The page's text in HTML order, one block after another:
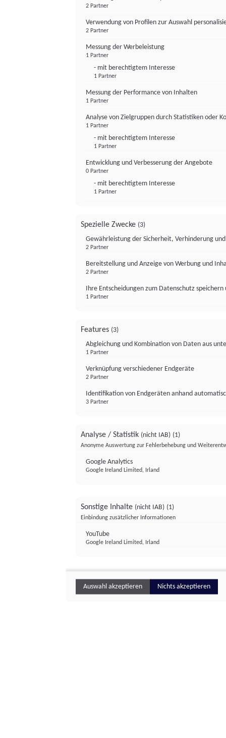
2 Partner
Verwendung von Profilen zur Auswahl
2 Partner
Messung der Werbeleistung
1 Partner
- mit berechtigtem Interesse
1 Partner
Messung der Performance von Inhalten
1 Partner
Analyse von Zielgruppen durch Statistiken oder
1 Partner
- mit berechtigtem Interesse
1 Partner
Entwicklung und Verbesserung der Angebote
0 Partner
- mit berechtigtem Interesse
1 Partner
Spezielle Zwecke (3)
Gewährleistung der Sicherheit, Verhinderung
2 Partner
Bereitstellung und Anzeige von Werbung und
2 Partner
Ihre Entscheidungen zum Datenschutz
1 Partner
Features (3)
Abgleichung und Kombination von Daten aus
1 Partner
Verknüpfung verschiedener Endgeräte
2 Partner
Identifikation von Endgeräten anhand
3 Partner
Analyse / Statistik (nicht IAB) (1)
Anonyme Auswertung zur Fehlerbehebung und
Google Analytics
Google Ireland Limited, Irland
Sonstige Inhalte (nicht IAB) (1)
Einbindung zusätzlicher Informationen
YouTube
Google Ireland Limited, Irland
Auswahl akzeptieren Nichts akzeptieren